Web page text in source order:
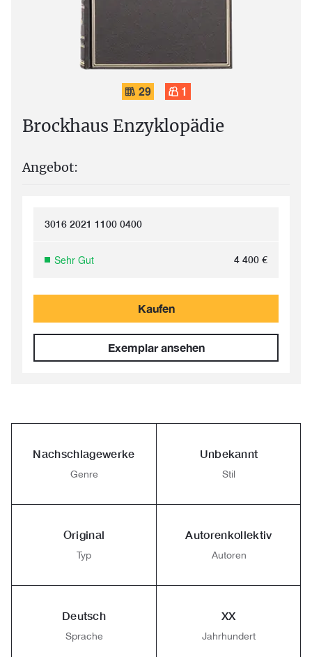
29 1
Brockhaus Enzyklopädie
Angebot:
3016 2021 1100 0400
Sehr Gut 4 400 €
Kaufen
Exemplar ansehen
Nachschlagewerke
Genre
Unbekannt
Stil
Original
Typ
Autorenkollektiv
Autoren
Deutsch
Sprache
XX
Jahrhundert